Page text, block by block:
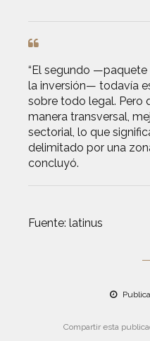
“El segundo
la inversión— todavía
sobre todo legal. Pero
manera transversal,
sectorial, lo que
delimitado por una
concluyó.
Fuente: latinus
Compartir esta